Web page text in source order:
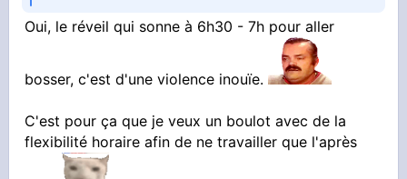
Oui, le réveil qui sonne à 6h30 - 7h pour aller
bosser, c'est d'une violence inouïe.
C'est pour ça que je veux un boulot avec de la
flexibilité horaire afin de ne travailler que l'après